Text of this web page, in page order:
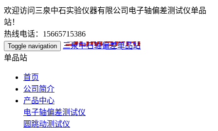
欢迎访问三泉中石实验仪器有限公司电子轴偏差测试仪单品
站！
热线电话：15665715386
Toggle navigation
三泉中石轴偏差单品站
单品站
首页
公司简介
产品中心
电子轴偏差测试仪
圆跳动测试仪